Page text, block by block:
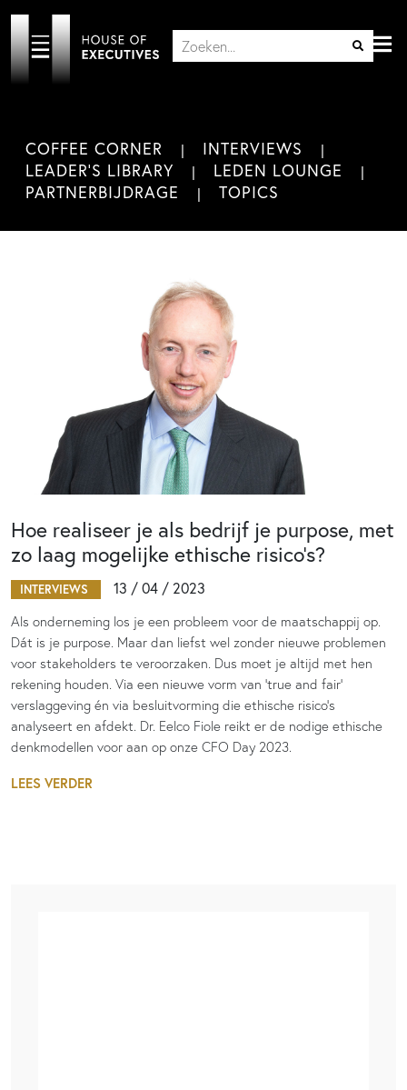
COFFEE CORNER
INTERVIEWS
LEADER'S LIBRARY
LEDEN LOUNGE
PARTNERBIJDRAGE
TOPICS
Hoe realiseer je als bedrijf je purpose, met
zo laag mogelijke ethische risico’s?
INTERVIEWS 13 / 04 / 2023
Als onderneming los je een probleem voor de maatschappij op.
Dát is je purpose. Maar dan liefst wel zonder nieuwe problemen
voor stakeholders te veroorzaken. Dus moet je altijd met hen
rekening houden. Via een nieuwe vorm van 'true and fair'
verslaggeving én via besluitvorming die ethische risico’s
analyseert en afdekt. Dr. Eelco Fiole reikt er de nodige ethische
denkmodellen voor aan op onze CFO Day 2023.
LEES VERDER